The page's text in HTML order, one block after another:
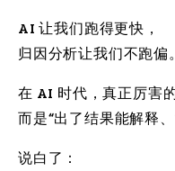
AI 让我们跑得更快，
归因分析让我们不跑偏。
在 AI 时代，真正厉害
而是“出了结果能解释
说白了：